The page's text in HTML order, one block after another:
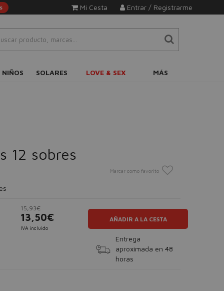
Entrar / Registrarme
Mi Cesta
NIÑOS SOLARES LOVE & SEX MÁS
12 sobres
Marcar como favorito
15,93€
13,50€
IVA incluido
AÑADIR A LA CESTA
Entrega
aproximada en 48
horas